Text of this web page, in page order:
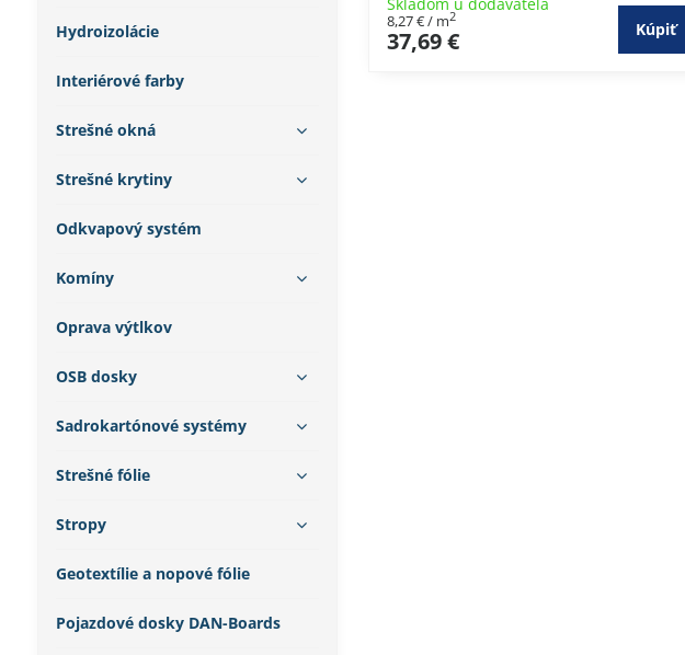
37,69 €
8,27 €/ m2
Kúpiť
Hydroizolácie
Interiérové farby
Strešné okná
Strešné krytiny
Odkvapový systém
Komíny
Oprava výtlkov
OSB dosky
Sadrokartónové systémy
Strešné fólie
Stropy
Geotextílie a nopové fólie
Pojazdové dosky DAN-Boards